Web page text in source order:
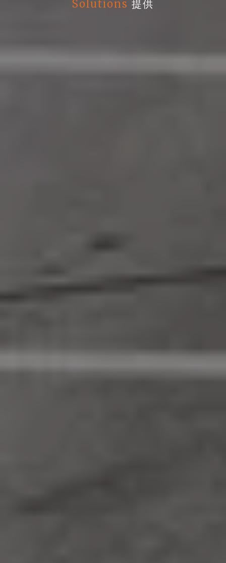
Solutions 提供